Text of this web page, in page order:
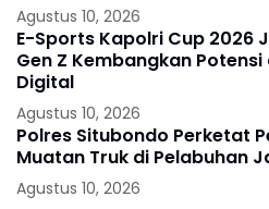
Agustus 10, 2026
E-Sports Kapolri Cup 2026
Gen Z Kembangkan Potensi
Digital
Agustus 10, 2026
Polres Situbondo Perketat
Muatan Truk di Pelabuhan
Agustus 10, 2026